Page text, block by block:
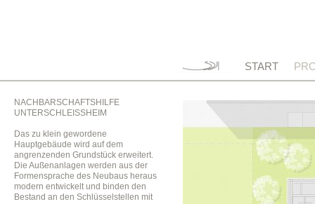
START
NACHBARSCHAFTSHILFE
UNTERSCHLEISSHEIM
Das zu klein gewordene
Hauptgebäude wird auf dem
angrenzenden Grundstück erweitert.
Die Außenanlagen werden aus der
Formensprache des Neubaus heraus
modern entwickelt und binden den
Bestand an den Schlüsselstellen mit